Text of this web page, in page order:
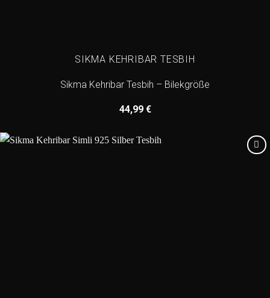
SIKMA KEHRIBAR TESBIH
Sikma Kehribar Tesbih – Bilekgröße
44,99 €